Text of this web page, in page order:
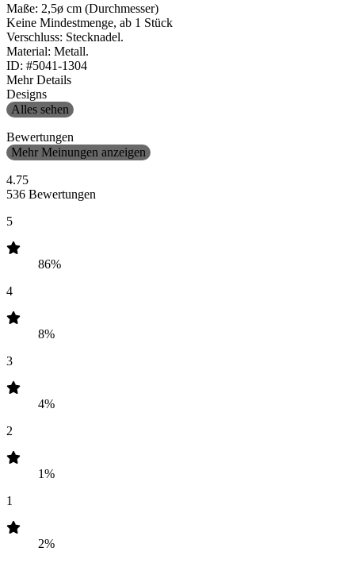
Maße: 2,5ø cm (Durchmesser)
Keine Mindestmenge, ab 1 Stück
Verschluss: Stecknadel.
Material: Metall.
ID: #5041-1304
Mehr Details
Designs
Alles sehen
Bewertungen
Mehr Meinungen anzeigen
4.75
536 Bewertungen
5
86%
4
8%
3
4%
2
1%
1
2%